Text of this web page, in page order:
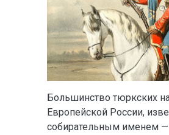
Большинство тюркских
Европейской России,
собирательным именем —